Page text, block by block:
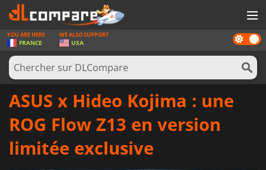
JEUX
CARTES PRÉPAYÉES
LOGICIELS
Dark
mode
YOU ARE HERE
FRANCE
WE ALSO SUPPORT
USA
ASUS x Hideo Kojima : une
ROG Flow Z13 en version
limitée exclusive